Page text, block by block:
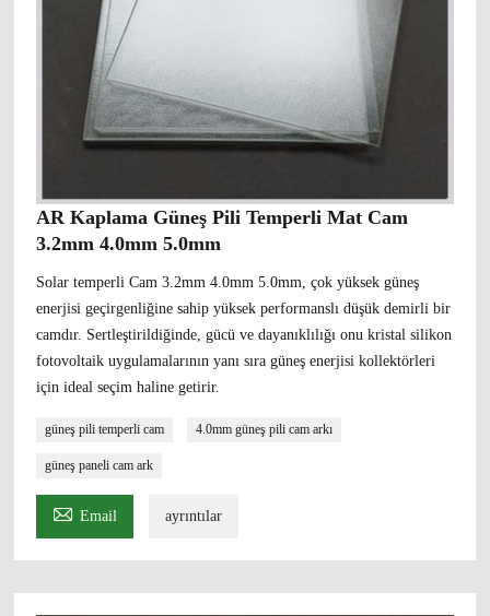
AR Kaplama Güneş Pili Temperli Mat Cam
3.2mm 4.0mm 5.0mm
Solar temperli Cam 3.2mm 4.0mm 5.0mm, çok yüksek güneş
enerjisi geçirgenliğine sahip yüksek performanslı düşük demirli bir
camdır. Sertleştirildiğinde, gücü ve dayanıklılığı onu kristal silikon
fotovoltaik uygulamalarının yanı sıra güneş enerjisi kollektörleri
için ideal seçim haline getirir.
güneş pili temperli cam 4.0mm güneş pili cam arkı
güneş paneli cam ark
 Email ayrıntılar